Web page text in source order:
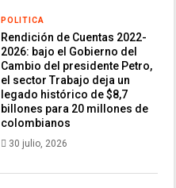
POLITICA
Rendición de Cuentas 2022-
2026: bajo el Gobierno del
Cambio del presidente Petro,
el sector Trabajo deja un
legado histórico de $8,7
billones para 20 millones de
colombianos
30 julio, 2026